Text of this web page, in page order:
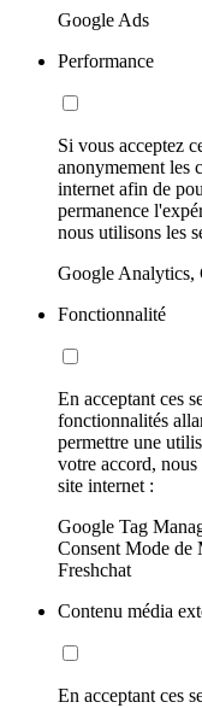
Google Ads
Performance
Si vous acceptez
anonymement les
internet afin de
permanence
nous utilisons les
Google Analytics,
Fonctionnalité
En acceptant ces
fonctionnalités
permettre une
votre accord,
site internet :
Google Tag
Consent Mode de
Freshchat
Contenu média
En acceptant ces